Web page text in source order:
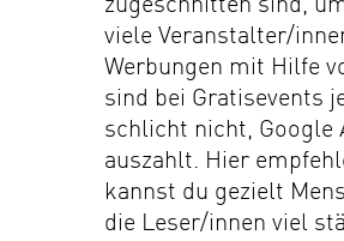
zugeschnitten sind,
viele Veranstalter/
Werbungen mit Hilfe
sind bei Gratisevents
schlicht nicht, Google
auszahlt. Hier
kannst du gezielt
die Leser/innen viel